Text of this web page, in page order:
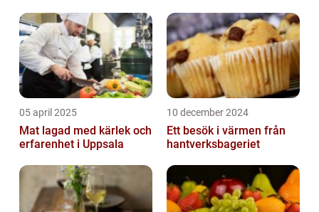
05 april 2025
Mat lagad med kärlek och
erfarenhet i Uppsala
10 december 2024
Ett besök i värmen från
hantverksbageriet